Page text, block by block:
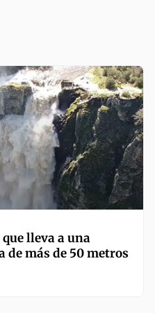
lleva a una
de más de 50 metros